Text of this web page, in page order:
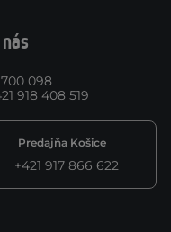
700 098
918 408 519
Predajňa Košice
+421 917 866 622